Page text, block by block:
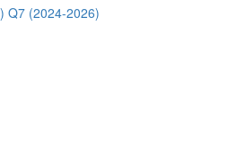
Q7 (2024-2026)